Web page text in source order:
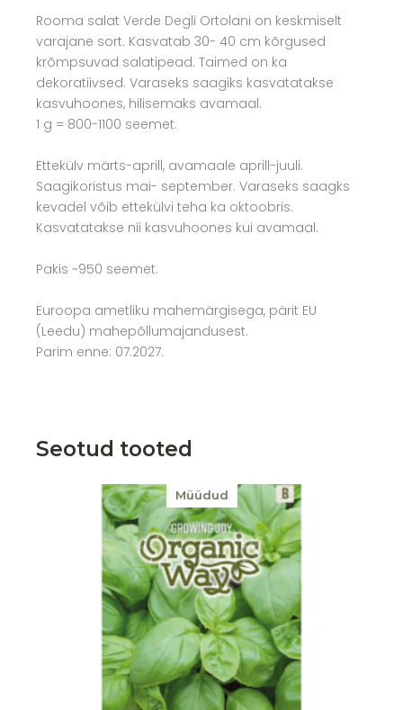
Rooma salat Verde Degli Ortolani on keskmiselt
varajane sort. Kasvatab 30- 40 cm kõrgused
krõmpsuvad salatipead. Taimed on ka
dekoratiivsed. Varaseks saagiks kasvatatakse
kasvuhoones, hilisemaks avamaal.
1 g = 800-1100 seemet.
Ettekülv märts-aprill, avamaale aprill-juuli.
Saagikoristus mai- september. Varaseks saagks
kevadel võib ettekülvi teha ka oktoobris.
Kasvatatakse nii kasvuhoones kui avamaal.
Pakis ~950 seemet.
Euroopa ametliku mahemärgisega, pärit EU
(Leedu) mahepõllumajandusest.
Parim enne: 07.2027.
Seotud tooted
Müüdud